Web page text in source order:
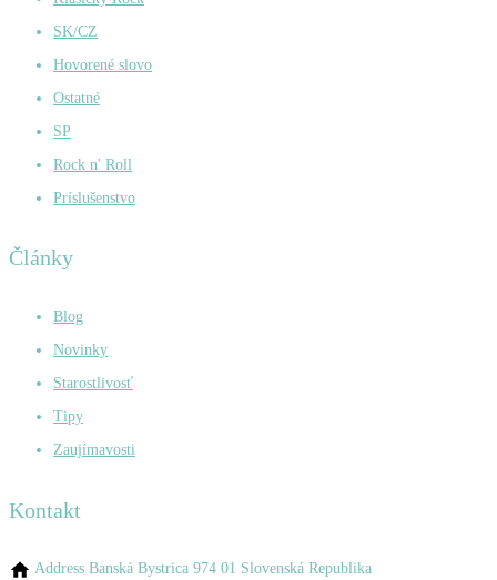
SK/CZ
Hovorené slovo
Ostatné
SP
Rock n' Roll
Príslušenstvo
Články
Blog
Novinky
Starostlivosť
Tipy
Zaujímavosti
Kontakt
Address Banská Bystrica 974 01 Slovenská Republika